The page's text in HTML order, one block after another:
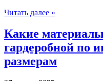
Читать далее »
Какие
гардеробной по
размерам